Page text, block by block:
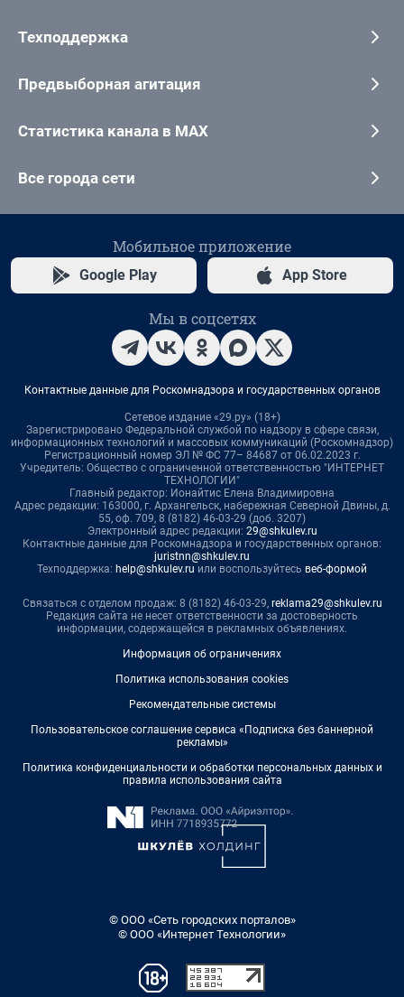
Техподдержка
Предвыборная агитация
Статистика канала в MAX
Все города сети
Мобильное приложение
Google Play App Store
Мы в соцсетях
Контактные данные для Роскомнадзора и государственных органов
Сетевое издание «29.ру» (18+)
Зарегистрировано Федеральной службой по надзору в сфере связи,
информационных технологий и массовых коммуникаций (Роскомнадзор)
Регистрационный номер ЭЛ № ФС 77– 84687 от 06.02.2023 г.
Учредитель: Общество с ограниченной ответственностью "ИНТЕРНЕТ
ТЕХНОЛОГИИ"
Главный редактор: Ионайтис Елена Владимировна
Адрес редакции: 163000, г. Архангельск, набережная Северной Двины, д.
55, оф. 709, 8 (8182) 46-03-29 (доб. 3207)
Электронный адрес редакции: 29@shkulev.ru
Контактные данные для Роскомнадзора и государственных органов:
juristnn@shkulev.ru
Техподдержка: help@shkulev.ru или воспользуйтесь веб-формой
Связаться с отделом продаж: 8 (8182) 46-03-29, reklama29@shkulev.ru
Редакция сайта не несет ответственности за достоверность
информации, содержащейся в рекламных объявлениях.
Информация об ограничениях
Политика использования cookies
Рекомендательные системы
Пользовательское соглашение сервиса «Подписка без баннерной
рекламы»
Политика конфиденциальности и обработки персональных данных и
правила использования сайта
© ООО «Сеть городских порталов»
© ООО «Интернет Технологии»